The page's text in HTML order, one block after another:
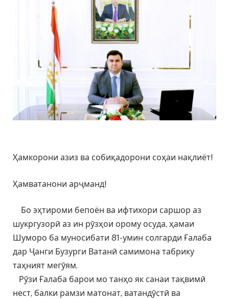
Ҳамкорони азиз ва собиқадорони соҳаи нақлиёт!
Ҳамватанони арҷманд!
Бо эҳтироми бепоён ва ифтихори саршор аз
шукргузорӣ аз ин рӯзҳои орому осуда, ҳамаи
Шуморо ба муносибати 81-умин солгарди Ғалаба
дар Ҷанги Бузурги Ватанӣ самимона табрику
таҳният мегӯям.
Рӯзи Ғалаба барои мо танҳо як санаи тақвимӣ
нест, балки рамзи матонат, ватандӯстӣ ва